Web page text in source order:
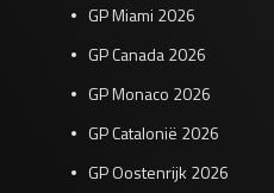
GP Miami 2026
GP Canada 2026
GP Monaco 2026
GP Catalonië 2026
GP Oostenrijk 2026